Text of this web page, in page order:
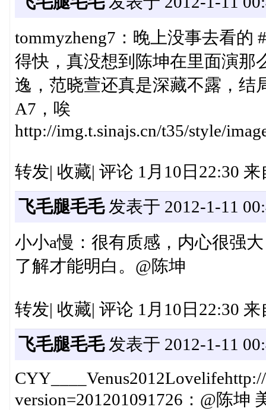
tommyzheng7：晚上没事去看
得快，真没想到陈坤在里面演那
逸，范晓萱还真是深藏不露，结
A7，唉
http://img.t.sinajs.cn/t35/style/
转发| 收藏| 评论 1月10日22:30
飞毛腿毛毛发表于 2012-1-11
小小a慢：很有质感，内心很强
了解才能明白。@陈坤
转发| 收藏| 评论 1月10日22:30
飞毛腿毛毛发表于 2012-1-11
version=201201091726：@陈坤